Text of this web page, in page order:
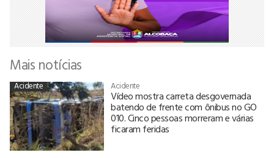
Mais notícias
Acidente Acidente
Vídeo mostra carreta desgovernada
batendo de frente com ônibus no GO
010. Cinco pessoas morreram e várias
ficaram feridas